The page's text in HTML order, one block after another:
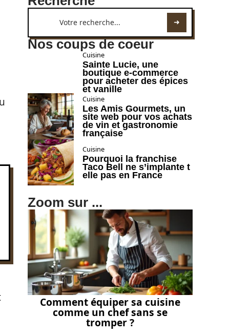
Nos coups de coeur
Cuisine
Sainte Lucie, une
boutique e-commerce
pour acheter des épices
et vanille
Cuisine
Les Amis Gourmets, un
site web pour vos achats
de vin et gastronomie
française
Cuisine
Pourquoi la franchise
Taco Bell ne s’implante t
elle pas en France
Zoom sur ...
Comment équiper sa cuisine
comme un chef sans se
tromper ?